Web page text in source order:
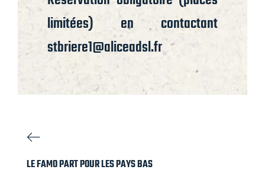
limitées) en contactant
stbriere1@aliceadsl.fr
LE FAMO PART POUR LES PAYS BAS